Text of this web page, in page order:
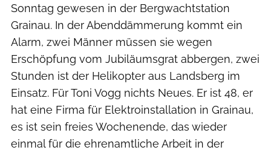
Sonntag gewesen in der Bergwachtstation
Grainau. In der Abenddämmerung kommt ein
Alarm, zwei Männer müssen sie wegen
Erschöpfung vom Jubiläumsgrat abbergen, zwei
Stunden ist der Helikopter aus Landsberg im
Einsatz. Für Toni Vogg nichts Neues. Er ist 48, er
hat eine Firma für Elektroinstallation in Grainau,
es ist sein freies Wochenende, das wieder
einmal für die ehrenamtliche Arbeit in der